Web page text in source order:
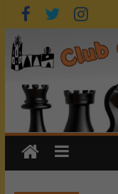
Saltar
al
contenido